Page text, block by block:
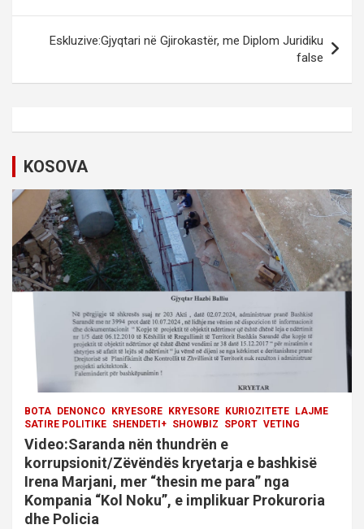
s
a
a
i
o
n
Eskluzive:Gjyqtari në Gjirokastër, me Diplom Juridiku
false
KOSOVA
BOTA DENONCO KRYESORE KRYESORE KURIOZITETE
LAJME
SATIRE POLITIKE SHENDETI+ SHOWBIZ SPORT VETING
Video:Saranda nën thundrën e
korrupsionit/Zëvëndës kryetarja e bashkisë
Irena Marjani, mer “thesin me para” nga
Kompania “Kol Noku”, e implikuar Prokuroria
dhe Policia